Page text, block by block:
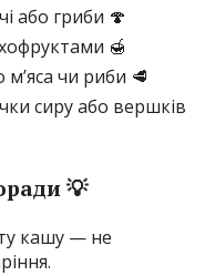
або гриби 🍄
🍯
м’яса чи риби 🥩
сиру або вершків
💡
кашу — не